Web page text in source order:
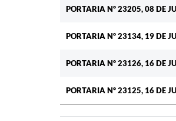
PORTARIA Nº 23205, 08 DE
PORTARIA Nº 23134, 19 DE
PORTARIA Nº 23126, 16 DE
PORTARIA Nº 23125, 16 DE